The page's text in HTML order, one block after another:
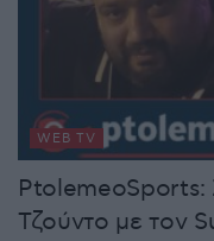
WEB TV
PtolemeoSports:
Τζούντο με τον